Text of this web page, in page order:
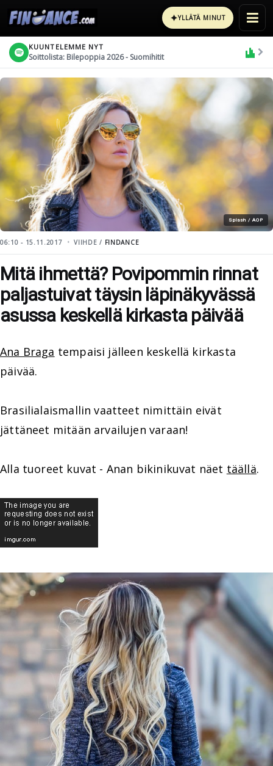
✦YLLÄTÄ MINUT
KUUNTELEMME NYT
Soittolista: Bilepoppia 2026 - Suomihitit
Splash / AOP
06:10 - 15.11.2017 VIIHDE / FINDANCE
Mitä ihmettä? Povipommin rinnat
paljastuivat täysin läpinäkyvässä
asussa keskellä kirkasta päivää
Ana Braga tempaisi jälleen keskellä kirkasta
päivää.
Brasilialaismallin vaatteet nimittäin eivät
jättäneet mitään arvailujen varaan!
Alla tuoreet kuvat - Anan bikinikuvat näet täällä.